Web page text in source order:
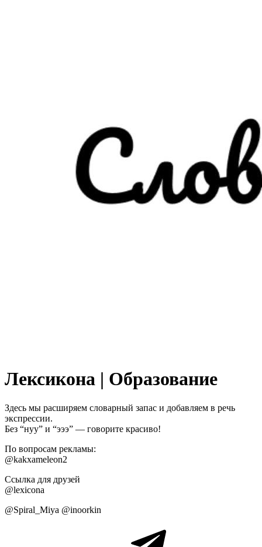
Лексикона | Образование
Здесь мы расширяем словарный запас и добавляем в речь
экспрессии.
Без “нуу” и “эээ” — говорите красиво!
По вопросам рекламы:
@kakxameleon2
Ссылка для друзей
@lexicona
@Spiral_Miya @inoorkin